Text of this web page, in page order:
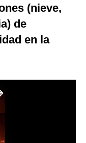
(nieve,
de
en la